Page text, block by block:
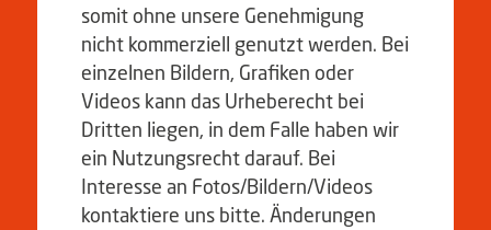
somit ohne unsere Genehmigung
nicht kommerziell genutzt werden. Bei
einzelnen Bildern, Grafiken oder
Videos kann das Urheberecht bei
Dritten liegen, in dem Falle haben wir
ein Nutzungsrecht darauf. Bei
Interesse an Fotos/Bildern/Videos
kontaktiere uns bitte. Änderungen